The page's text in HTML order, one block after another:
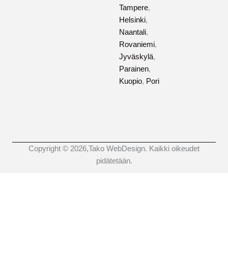
Tampere,
Helsinki,
Naantali,
Rovaniemi,
Jyväskylä,
Parainen,
Kuopio, Pori
Copyright © 2026,Tako WebDesign. Kaikki oikeudet
pidätetään.